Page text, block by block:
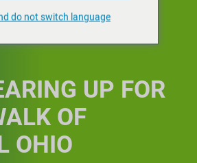
UP FOR
OF
OHIO
do not switch language